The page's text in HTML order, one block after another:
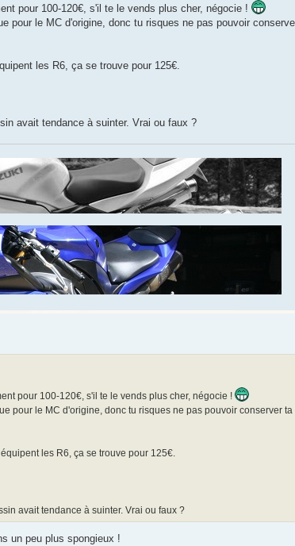
pour 100-120€, s'il te le vends plus cher, négocie !
pour le MC d'origine, donc tu risques ne pas pouvoir
les R6, ça se trouve pour 125€.
avait tendance à suinter. Vrai ou faux ?
pour 100-120€, s'il te le vends plus cher, négocie !
pour le MC d'origine, donc tu risques ne pas pouvoir conserver
les R6, ça se trouve pour 125€.
avait tendance à suinter. Vrai ou faux ?
un peu plus spongieux !